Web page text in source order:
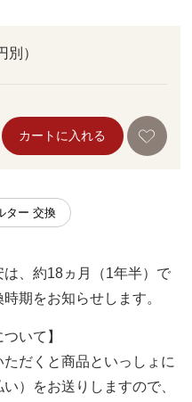
別）
カートに入れる
ター 交換
、約18ヵ月（1年半）で
期をお知らせします。
いて】
だくと商品といっしょに
）をお送りしますので、